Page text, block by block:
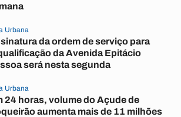
Urbana
da ordem de serviço para
da Avenida Epitácio
será nesta segunda
Urbana
24 horas, volume do Açude de
aumenta mais de 11 milhões